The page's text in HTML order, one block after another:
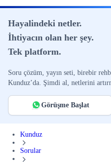
Hayalindeki netler.
İhtiyacın olan her şey.
Tek platform.
Soru çözüm, yayın seti, birebir
Kunduz’da. Şimdi al, netlerini
Görüşme Başlat
Kunduz
Sorular